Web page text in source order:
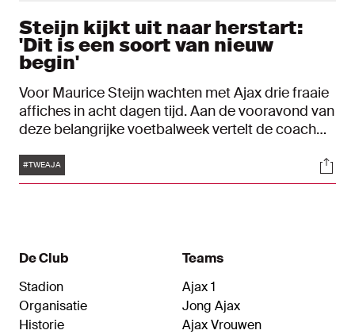
Steijn kijkt uit naar herstart:
'Dit is een soort van nieuw
begin'
Voor Maurice Steijn wachten met Ajax drie fraaie
affiches in acht dagen tijd. Aan de vooravond van
deze belangrijke voetbalweek vertelt de coach
zijn selectie en wat commotie die ontstond na
Fortuna-uit.
Tags
#TWEAJA
De Club
Stadion
Organisatie
Historie
Teams
Ajax 1
Jong Ajax
Ajax Vrouwen